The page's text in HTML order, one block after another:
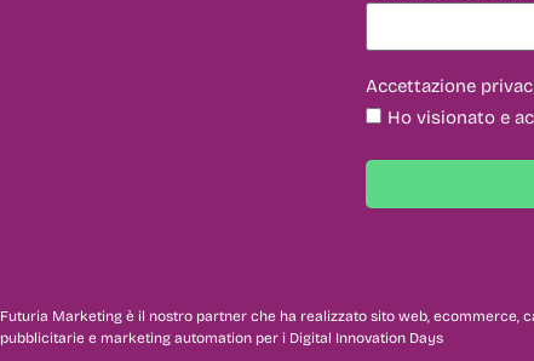
Accettazione
Ho visionato e
Futuria Marketing è il nostro partner che ha realizzato sito web, ecommerce,
pubblicitarie e marketing automation per i Digital Innovation Days